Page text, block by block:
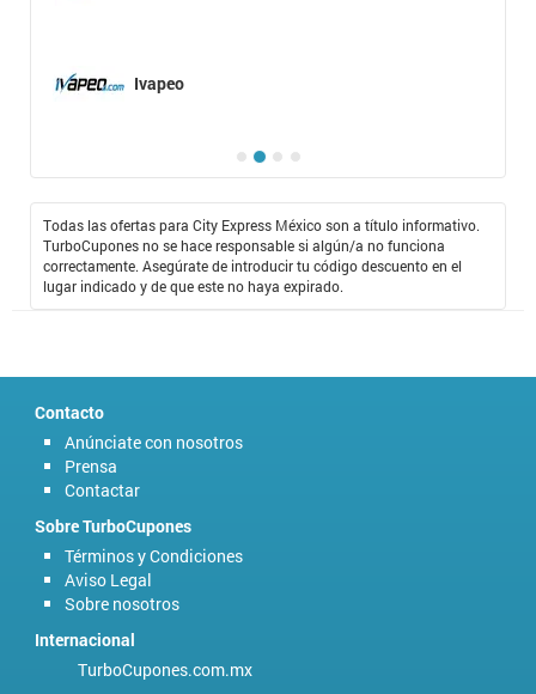
Ivapeo
Todas las ofertas para City Express México son a título informativo.
TurboCupones no se hace responsable si algún/a no funciona
correctamente. Asegúrate de introducir tu código descuento en el
lugar indicado y de que este no haya expirado.
Contacto
Anúnciate con nosotros
Prensa
Contactar
Sobre TurboCupones
Términos y Condiciones
Aviso Legal
Sobre nosotros
Internacional
TurboCupones.com.mx